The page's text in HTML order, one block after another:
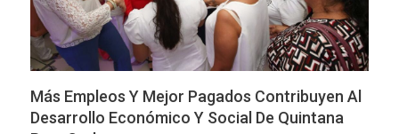
Más Empleos Y Mejor Pagados Contribuyen Al
Desarrollo Económico Y Social De Quintana